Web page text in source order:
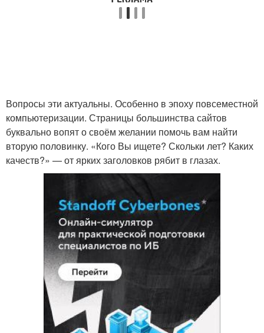
Вопросы эти актуальны. Особенно в эпоху повсеместной
компьютеризации. Страницы большинства сайтов
буквально вопят о своём желании помочь вам найти
вторую половинку. «Кого Вы ищете? Скольки лет? Каких
качеств?» — от ярких заголовков рябит в глазах.